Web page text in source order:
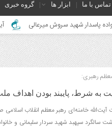
تماس با ما ابزار ها گروه خبری
سروش میرعالی آیین تقدیر از
رهبری:
به شرط، پایبند بودن اهداف
سالگرد سپهبد شهید سردار سلیمانی و